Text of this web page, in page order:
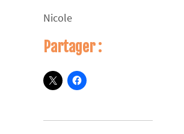
Nicole
Partager :